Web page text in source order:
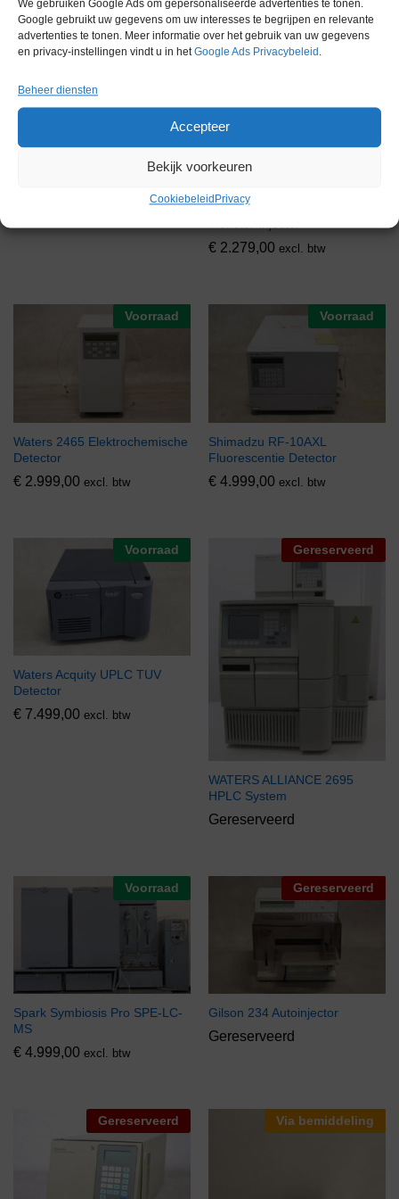
We gebruiken Google Ads om gepersonaliseerde advertenties te tonen.
Google gebruikt uw gegevens om uw interesses te begrijpen en relevante
advertenties te tonen. Meer informatie over het gebruik van uw gegevens
en privacy-instellingen vindt u in hetGoogle Ads Privacybeleid .
Beheer diensten
Accepteer
Bekijk voorkeuren
Cookiebeleid Privacy
D-Star DVW-10 Variabele
Golflengte Detector
Agilent 7683B Vloeibare
€ 2.279,00 excl. btw
Voorraad
Waters 2465 Elektrochemische
Detector
€ 2.999,00 excl. btw
Voorraad
Shimadzu RF-10AXL
Fluorescentie Detector
€ 4.999,00 excl. btw
Voorraad
Waters Acquity UPLC TUV
Detector
€ 7.499,00 excl. btw
Gereserveerd
WATERS ALLIANCE 2695
HPLC System
Gereserveerd
Voorraad
Spark Symbiosis Pro SPE-LC-
MS
€ 4.999,00 excl. btw
Gereserveerd
Gilson 234 Autoinjector
Gereserveerd
Gereserveerd Via bemiddeling